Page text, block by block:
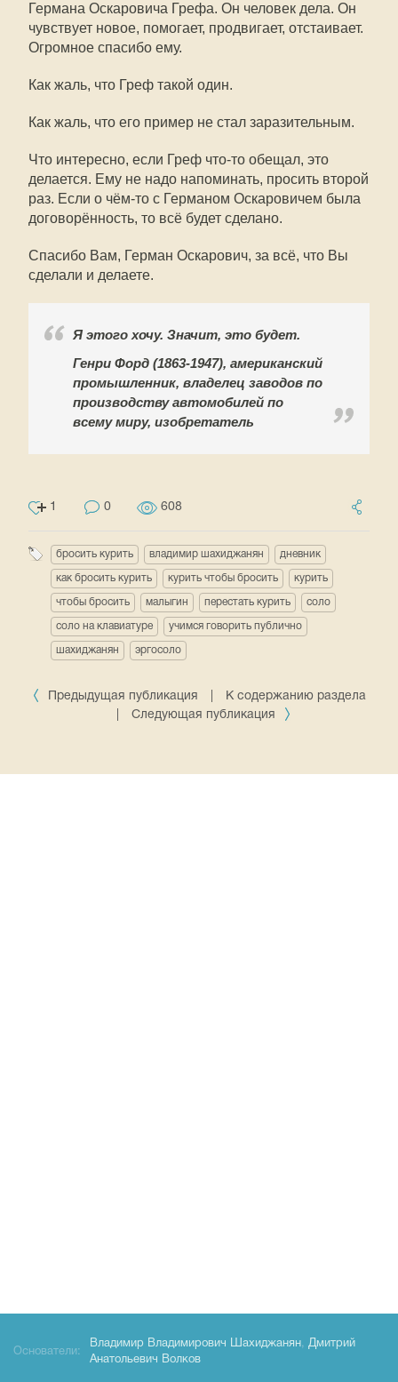
Германа Оскаровича Грефа. Он человек дела. Он
чувствует новое, помогает, продвигает, отстаивает.
Огромное спасибо ему.
Как жаль, что Греф такой один.
Как жаль, что его пример не стал заразительным.
Что интересно, если Греф что-то обещал, это
делается. Ему не надо напоминать, просить второй
раз. Если о чём-то с Германом Оскаровичем была
договорённость, то всё будет сделано.
Спасибо Вам, Герман Оскарович, за всё, что Вы
сделали и делаете.
Я этого хочу. Значит, это будет.
Генри Форд (1863-1947), американский
промышленник, владелец заводов по
производству автомобилей по
всему миру, изобретатель
1 0 608
бросить курить владимир шахиджанян дневник
как бросить курить курить чтобы бросить курить
чтобы бросить малыгин перестать курить соло
соло на клавиатуре учимся говорить публично
шахиджанян эргосоло
Предыдущая публикация
К содержанию раздела
Следующая публикация
Основатели:
Владимир Владимирович Шахиджанян, Дмитрий
Анатольевич Волков